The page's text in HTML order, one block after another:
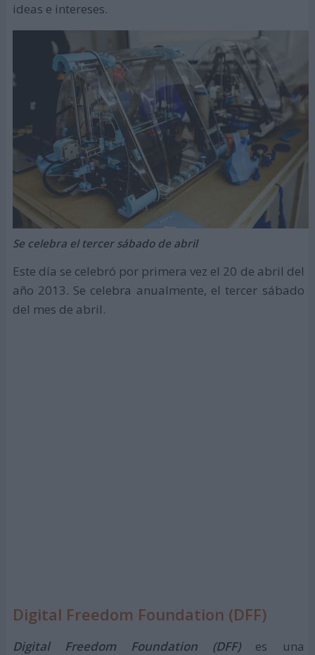
ideas e intereses.
Se celebra el tercer sábado de abril
Este día se celebró por primera vez el 20 de abril del
año 2013. Se celebra anualmente, el tercer sábado
del mes de abril.
Digital Freedom Foundation (DFF)
Digital Freedom Foundation (DFF)es una